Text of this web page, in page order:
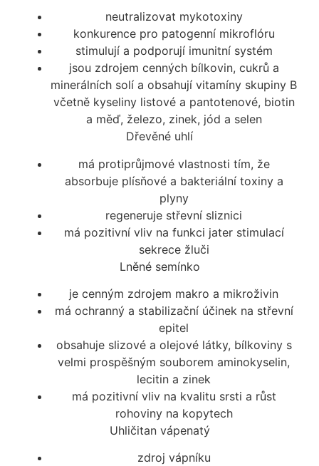
neutralizovat mykotoxiny
konkurence pro patogenní mikroflóru
stimulují a podporují imunitní systém
jsou zdrojem cenných bílkovin, cukrů a
minerálních solí a obsahují vitamíny skupiny B
včetně kyseliny listové a pantotenové, biotin
a měď, železo, zinek, jód a selen
Dřevěné uhlí
má protiprůjmové vlastnosti tím, že
absorbuje plísňové a bakteriální toxiny a
plyny
regeneruje střevní sliznici
má pozitivní vliv na funkci jater stimulací
sekrece žluči
Lněné semínko
je cenným zdrojem makro a mikroživin
má ochranný a stabilizační účinek na střevní
epitel
obsahuje slizové a olejové látky, bílkoviny s
velmi prospěšným souborem aminokyselin,
lecitin a zinek
má pozitivní vliv na kvalitu srsti a růst
rohoviny na kopytech
Uhličitan vápenatý
zdroj vápníku